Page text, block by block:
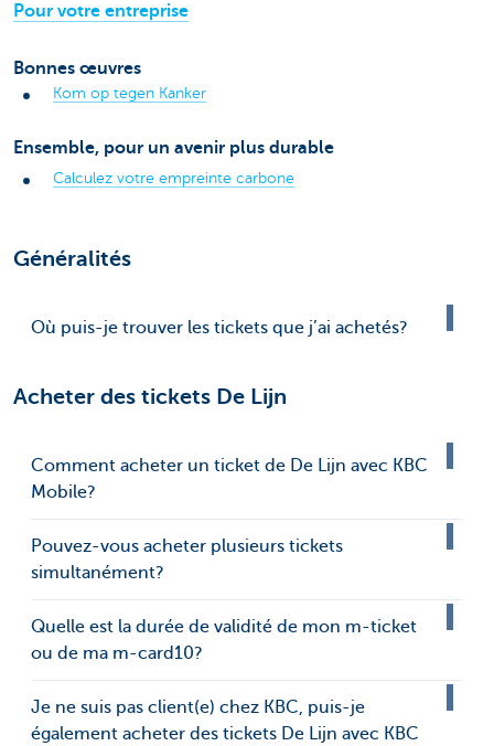
Pour votre entreprise
Bonnes œuvres
Kom op tegen Kanker
Ensemble, pour un avenir plus durable
Calculez votre empreinte carbone
Généralités
Où puis-je trouver les tickets que j’ai achetés?
Acheter des tickets De Lijn
Comment acheter un ticket de De Lijn avec KBC
Mobile?
Pouvez-vous acheter plusieurs tickets
simultanément?
Quelle est la durée de validité de mon m-ticket
ou de ma m-card10?
Je ne suis pas client(e) chez KBC, puis-je
également acheter des tickets De Lijn avec KBC